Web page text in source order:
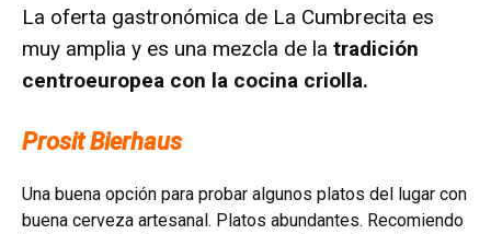
La oferta gastronómica de La Cumbrecita es
muy amplia y es una mezcla de la tradición
centroeuropea con la cocina criolla.
Prosit Bierhaus
Una buena opción para probar algunos platos del lugar con
buena cerveza artesanal. Platos abundantes. Recomiendo